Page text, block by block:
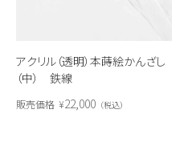
アクリル（透明）本蒔絵かんざし
（中） 鉄線
販売価格 ¥22,000 税込